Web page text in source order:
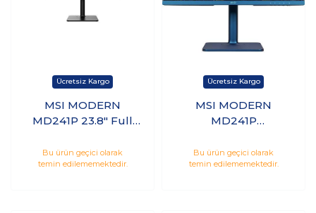
MSI MODERN
MD241P 23.8" Full
Hdmı Type-C
Monitör
Bu ürün geçici olarak
temin edilememektedir.
MSI MODERN
MD241P
Full HD IPS 75Hz
5ms HDMI Type-C
Bu ürün geçici olarak
temin edilememektedir.